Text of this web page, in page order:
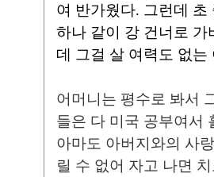
여 반가웠다. 그런데 초
하나 같이 강 건너로 가
데 그걸 살 여력도 없
어머니는 평수로 봐서
들은 다 미국 공부여서
아마도 아버지와의 사
릴 수 없어 자고 나면